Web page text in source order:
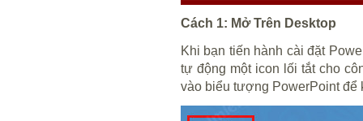
Cách 1: Mở Trên Desktop
Khi bạn tiến hành cài đặt
tự động một icon lối tắt cho
vào biểu tượng PowerPoint để